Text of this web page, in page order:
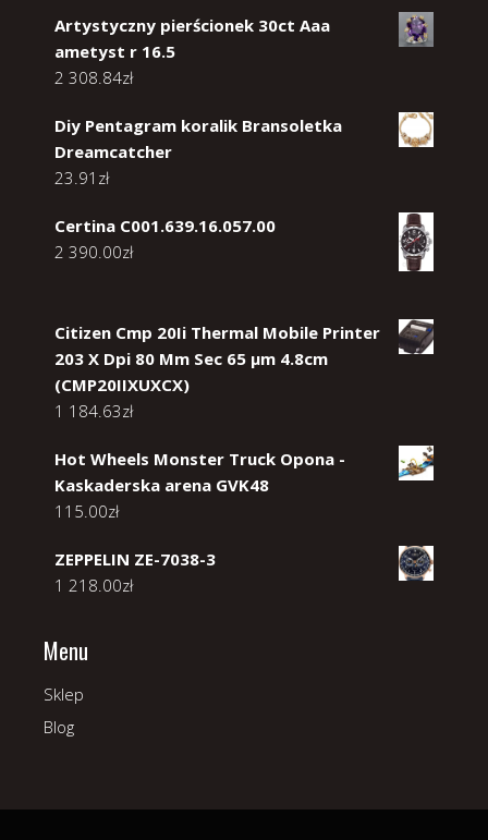
Artystyczny pierścionek 30ct Aaa
ametyst r 16.5
2 308.84zł
Diy Pentagram koralik Bransoletka
Dreamcatcher
23.91 zł
Certina C001.639.16.057.00
2 390.00zł
Citizen Cmp 20Ii Thermal Mobile Printer
203 X Dpi 80 Mm Sec 65 µm 4.8cm
(CMP20IIXUXCX)
1 184.63zł
Hot Wheels Monster Truck Opona -
Kaskaderska arena GVK48
115.00zł
ZEPPELIN ZE-7038-3
1 218.00zł
Menu
Sklep
Blog